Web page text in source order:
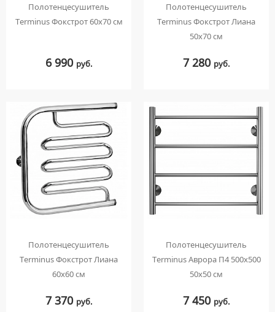
Полотенцесушитель
Terminus Фокстрот 60x70 см
6 990 руб.
Полотенцесушитель
Terminus Фокстрот Лиана
50x70 см
7 280 руб.
Полотенцесушитель
Terminus Фокстрот Лиана
60x60 см
7 370 руб.
Полотенцесушитель
Terminus Аврора П4 500х500
50х50 см
7 450 руб.